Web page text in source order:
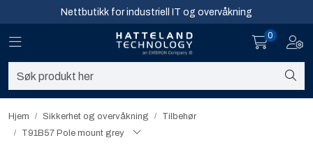
Skip to main contentNettbutikk for industriell IT og overvåkning
Toggle navigation
0
Hjem Sikkerhet og overvåkning
Tilbehør
T91B57 Pole mount grey
Nettverk
Computing